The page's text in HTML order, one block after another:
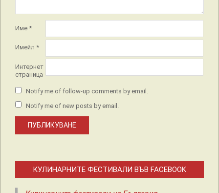
Име *
Имейл *
Интернет
страница
Notify me of follow-up comments by email.
Notify me of new posts by email.
КУЛИНАРНИТЕ ФЕСТИВАЛИ ВЪВ FACEBOOK